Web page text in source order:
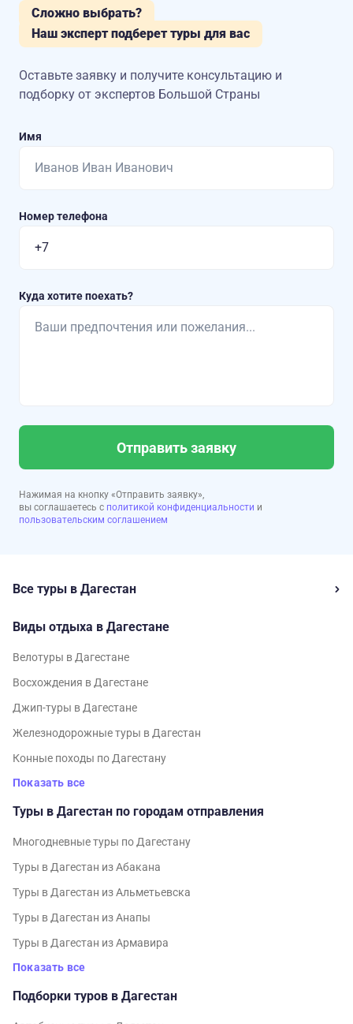
Сложно выбрать?
Наш эксперт подберет туры для вас
Оставьте заявку и получите консультацию и
подборку от экспертов Большой Страны
Имя
Номер телефона
Куда хотите поехать?
Отправить заявку
Нажимая на кнопку «Отправить заявку»,
вы соглашаетесь с политикой конфиденциальности и
пользовательским соглашением
Все туры в Дагестан
Виды отдыха в Дагестане
Велотуры в Дагестане
Восхождения в Дагестане
Джип-туры в Дагестане
Железнодорожные туры в Дагестан
Конные походы по Дагестану
Показать все
Туры в Дагестан по городам отправления
Многодневные туры по Дагестану
Туры в Дагестан из Абакана
Туры в Дагестан из Альметьевска
Туры в Дагестан из Анапы
Туры в Дагестан из Армавира
Показать все
Подборки туров в Дагестан